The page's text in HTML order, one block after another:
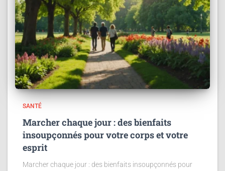
SANTÉ
Marcher chaque jour : des bienfaits
insoupçonnés pour votre corps et votre
esprit
Marcher chaque jour : des bienfaits insoupçonnés pour